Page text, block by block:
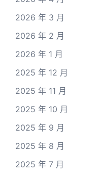
2026 年 3 月
2026 年 2 月
2026 年 1 月
2025 年 12 月
2025 年 11 月
2025 年 10 月
2025 年 9 月
2025 年 8 月
2025 年 7 月